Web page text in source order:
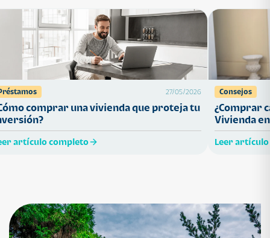
27/05/2026
comprar una vivienda que proteja tu
artículo completo
Consejos
¿Comprar
Vivienda
Leer